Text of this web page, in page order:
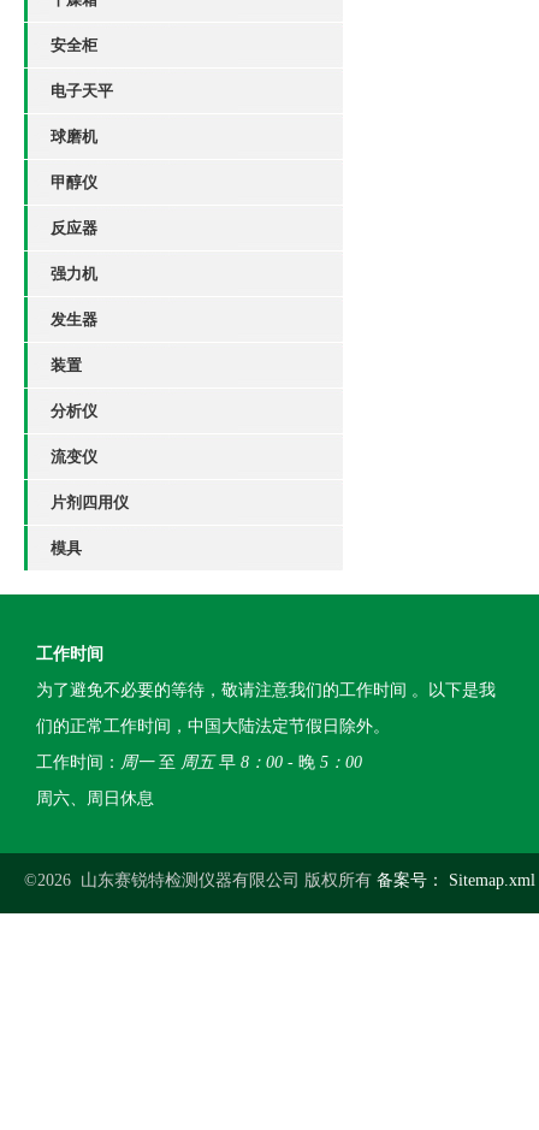
安全柜
电子天平
球磨机
甲醇仪
反应器
强力机
发生器
装置
分析仪
流变仪
片剂四用仪
模具
工作时间
为了避免不必要的等待，敬请注意我们的工作时间 。以下是我
们的正常工作时间，中国大陆法定节假日除外。
工作时间： 周一至 周五早 8：00 - 晚 5：00
周六、周日休息
©2026 山东赛锐特检测仪器有限公司 版权所有 备案号： Sitemap.xml